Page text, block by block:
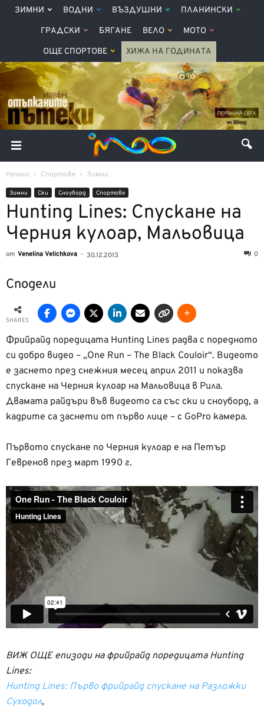
ЗИМНИ ВОДНИ ВЪЗДУШНИ ПЛАНИНСКИ
ГРАДСКИ БЯГАНЕ ВЕЛО МОТО
ОЩЕ СПОРТОВЕ ХИЖА НА ГОДИНАТА
Начало Спортове Зимни
Зимни Ски Сноуборд Спортове
Hunting Lines: Спускане на
Черния кулоар, Мальовица
от Venelina Velichkova - 30.12.2013 0
Сподели
SHARES
Фрийрайд поредицата Hunting Lines радва с поредното
си добро видео – „One Run – The Black Couloir“. Видеото
е заснето през снежния месец април 2011 и показва
спускане на Черния кулоар на Мальовица в Рила.
Двамата райдъри във видеото са със ски и сноуборд, а
кадрите са заснети от първо лице – с GoPro камера.
Първото спускане по Черния кулоар е на Петър
Гевренов през март 1990 г.
ВИЖ ОЩЕ епизоди на фрийрайд поредицата Hunting
Lines:
Hunting Lines: Първо фрийрайд спускане на Разложки
Суходол,